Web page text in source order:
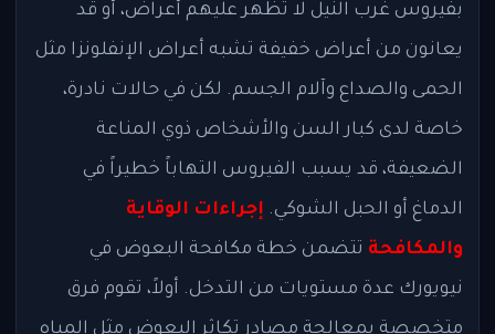
بفيروس غرب النيل لا تظهر عليهم أعراض، أو قد
يعانون من أعراض خفيفة تشبه أعراض الإنفلونزا مثل
الحمى والصداع وآلام الجسم. لكن في حالات نادرة،
خاصة لدى كبار السن والأشخاص ذوي المناعة
الضعيفة، قد يسبب الفيروس التهاباً خطيراً في
الدماغ أو الحبل الشوكي. إجراءات الوقاية
والمكافحة تتضمن خطة مكافحة البعوض في
نيويورك عدة مستويات من التدخل. أولاً، تقوم فرق
متخصصة بمعالجة مصادر تكاثر البعوض مثل المياه